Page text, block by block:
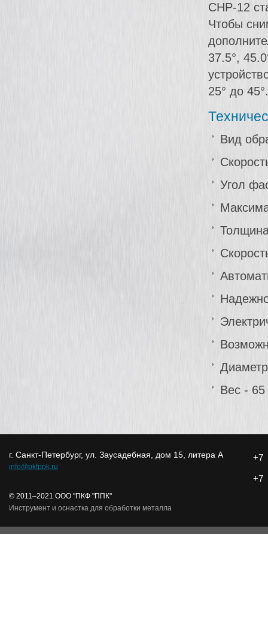
СНР-12
Чтобы
37.5°,
25° до 45°.
Вид
Угол
Вес - 65
г. Санкт-Петербург, ул. Заусадебная, дом 15, литера А
info@pkfppk.ru
© 2011–2021 ООО "ПКФ "ППК"
Инструмент и оснастка для обработки металла
+7
+7